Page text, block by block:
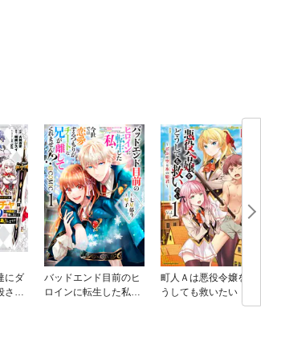
にダ
され
バッドエンド目前のヒ
ロインに転生した私、
町人Ａは悪役令嬢をど
うしても救いたい ～
どぶと空と氷の姫君～